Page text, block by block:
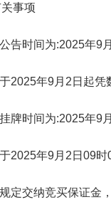
事项
告时间为:2025年9月
2025年9月 2 日起凭
牌时间为:2025年9月
2025年9月 2 日 09时
定交纳竞买保证金